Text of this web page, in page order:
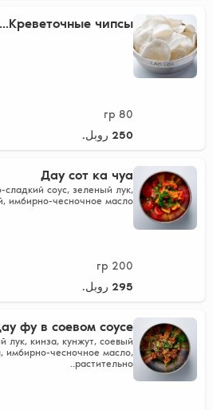
Креветочные чипсы...
80 гр
250 روبل.
Дау сот ка чуа
сладкий соус, зеленый лук,
имбирно-чесночное масло
200 гр
295 روبل.
фу в соевом соусе...
лук, кинза, кунжут, соевый
имбирно-чесночное масло,
растительно..